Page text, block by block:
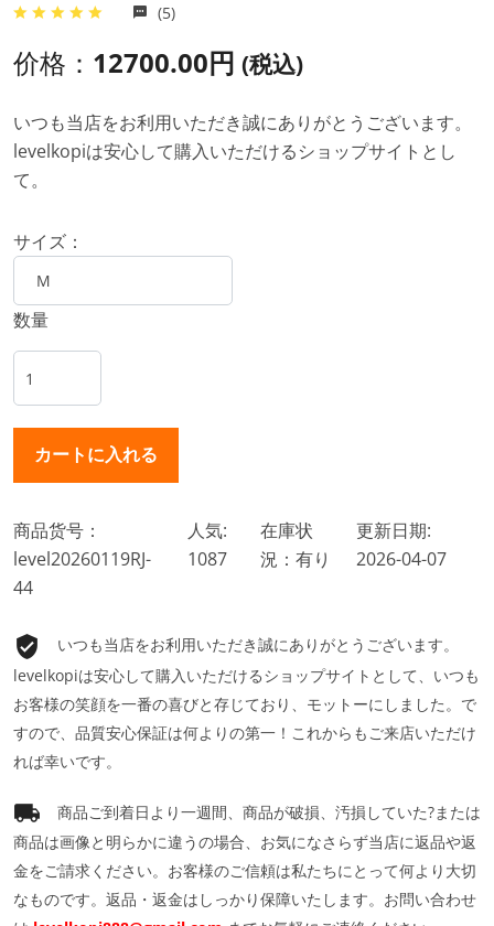
(5)
价格： 12700.00円 (税込)
いつも当店をお利用いただき誠にありがとうございます。
levelkopiは安心して購入いただけるショップサイトとし
て。
サイズ：
数量
商品货号：
level20260119RJ-
44
人気:
1087
在庫状
況：有り
更新日期:
2026-04-07
いつも当店をお利用いただき誠にありがとうございます。
levelkopiは安心して購入いただけるショップサイトとして、いつも
お客様の笑顔を一番の喜びと存じており、モットーにしました。で
すので、品質安心保証は何よりの第一！これからもご来店いただけ
れば幸いです。
商品ご到着日より一週間、商品が破損、汚損していた?または
商品は画像と明らかに違うの場合、お気になさらず当店に返品や返
金をご請求ください。お客様のご信頼は私たちにとって何より大切
なものです。返品・返金はしっかり保障いたします。お問い合わせ